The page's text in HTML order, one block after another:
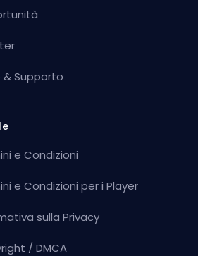
& Supporto
e Condizioni
e Condizioni per i Player
sulla Privacy
/ DMCA